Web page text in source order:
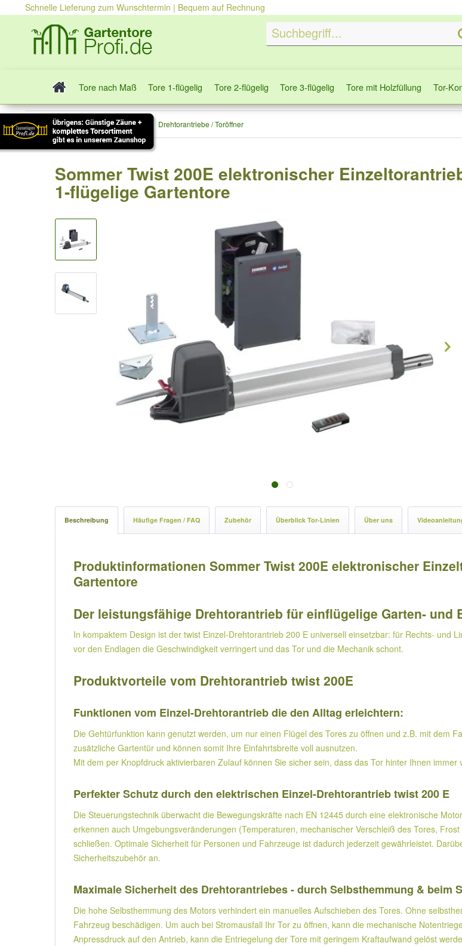
Schnelle Lieferung zum Wunschtermin | Bequem auf Rechnung
Tore nach Maß Tore 1-flügelig Tore 2-flügelig Tore 3-flügelig Tore mit Holzfüllung Tor-
Toröffner & Tor-Zubehör Drehtorantriebe / Toröffner
Sommer Twist 200E elektronischer
1-flügelige Gartentore
Beschreibung Häufige Fragen / FAQ Zubehör Überblick Tor-Linien Über uns
Produktinformationen Sommer Twist 200E elektronischer
Gartentore
Der leistungsfähige Drehtorantrieb für einflügelige Garten- und
In kompaktem Design ist der twist Einzel-Drehtorantrieb 200 E universell einsetzbar: für Rechts- und
vor den Endlagen die Geschwindigkeit verringert und das Tor und die Mechanik schont.
Produktvorteile vom Drehtorantrieb twist 200E
Funktionen vom Einzel-Drehtorantrieb die den Alltag erleichtern:
Die Gehtürfunktion kann genutzt werden, um nur einen Flügel des Tores zu öffnen und z.B. mit dem
zusätzliche Gartentür und können somit Ihre Einfahrtsbreite voll ausnutzen.
Mit dem per Knopfdruck aktivierbaren Zulauf können Sie sicher sein, dass das Tor hinter Ihnen immer
Perfekter Schutz durch den elektrischen Einzel-Drehtorantrieb twist 200 E
Die Steuerungstechnik überwacht die Bewegungskräfte nach EN 12445 durch eine elektronische
erkennen auch Umgebungsveränderungen (Temperaturen, mechanischer Verschleiß des Tores,
schließen. Optimale Sicherheit für Personen und Fahrzeuge ist dadurch jederzeit gewährleistet.
Sicherheitszubehör an.
Maximale Sicherheit des Drehtorantriebes - durch Selbsthemmung & beim
Die hohe Selbsthemmung des Motors verhindert ein manuelles Aufschieben des Tores. Ohne
Fahrzeug beschädigen. Um auch bei Stromausfall Ihr Tor zu öffnen, kann die mechanische
Anpressdruck auf den Antrieb, kann die Entriegelung der Tore mit geringem Kraftaufwand gelöst